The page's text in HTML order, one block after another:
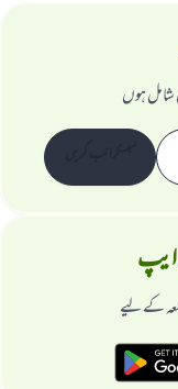
ہوں
ایپ
کے لیے